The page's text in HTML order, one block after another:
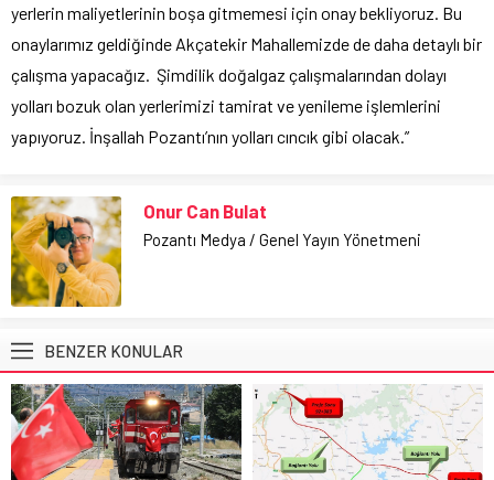
yerlerin maliyetlerinin boşa gitmemesi için onay bekliyoruz. Bu
onaylarımız geldiğinde Akçatekir Mahallemizde de daha detaylı bir
çalışma yapacağız. Şimdilik doğalgaz çalışmalarından dolayı
yolları bozuk olan yerlerimizi tamirat ve yenileme işlemlerini
yapıyoruz. İnşallah Pozantı’nın yolları cıncık gibi olacak.”
Onur Can Bulat
Pozantı Medya / Genel Yayın Yönetmeni
BENZER KONULAR